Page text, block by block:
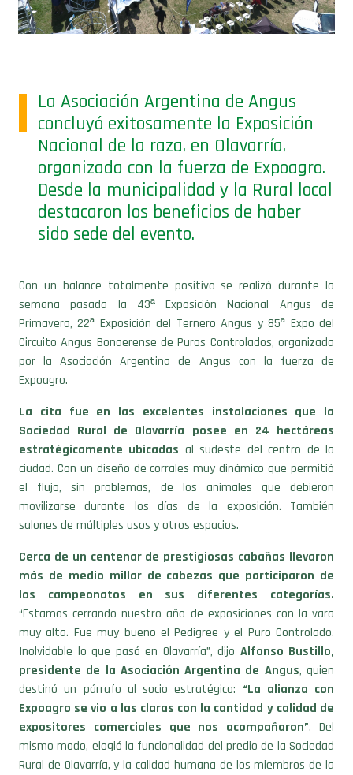
La Asociación Argentina de Angus
concluyó exitosamente la Exposición
Nacional de la raza, en Olavarría,
organizada con la fuerza de Expoagro.
Desde la municipalidad y la Rural local
destacaron los beneficios de haber
sido sede del evento.
Con un balance totalmente positivo se realizó durante la
semana pasada la 43ª Exposición Nacional Angus de
Primavera, 22ª Exposición del Ternero Angus y 85ª Expo del
Circuito Angus Bonaerense de Puros Controlados, organizada
por la Asociación Argentina de Angus con la fuerza de
Expoagro.
La cita fue en las excelentes instalaciones que la
Sociedad Rural de Olavarría posee en 24 hectáreas
estratégicamente ubicadas al sudeste del centro de la
ciudad. Con un diseño de corrales muy dinámico que permitió
el flujo, sin problemas, de los animales que debieron
movilizarse durante los días de la exposición. También
salones de múltiples usos y otros espacios.
Cerca de un centenar de prestigiosas cabañas llevaron
más de medio millar de cabezas que participaron de
los campeonatos en sus diferentes categorías.
“Estamos cerrando nuestro año de exposiciones con la vara
muy alta. Fue muy bueno el Pedigree y el Puro Controlado.
Inolvidable lo que pasó en Olavarría”, dijo Alfonso Bustillo,
presidente de la Asociación Argentina de Angus, quien
destinó un párrafo al socio estratégico: “La alianza con
Expoagro se vio a las claras con la cantidad y calidad de
expositores comerciales que nos acompañaron”. Del
mismo modo, elogió la funcionalidad del predio de la Sociedad
Rural de Olavarría, y la calidad humana de los miembros de la